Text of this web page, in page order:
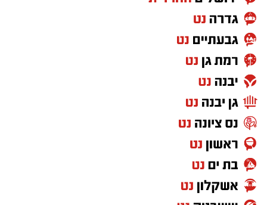
מעוניינים להגיב? לדווח ? צרו איתנו קשר במייל -
ASHDODS@ISNET.CO.IL